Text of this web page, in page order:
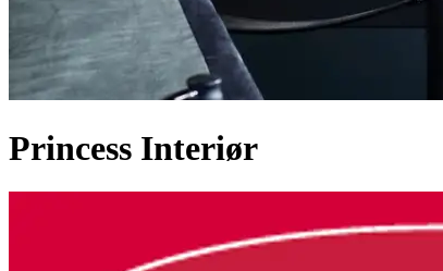
Princess Interiør